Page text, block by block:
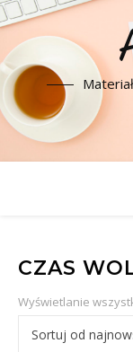
CZAS
Wyświetlanie